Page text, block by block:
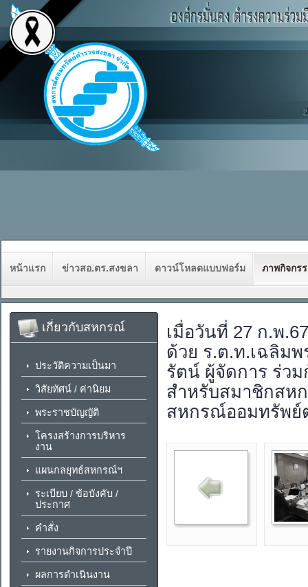
หน้าแรก ข่าวสอ.ตร.สงขลา ดาวน์โหลดแบบฟอร์ม ภาพกิจกร
เมื่อวันที่ 27 ก.พ
ด้วย ร.ต.ท.เฉลิม
รัตน์ ผู้จัดการ ร่ว
สำหรับสมาชิกสห
สหกรณ์ออมทรัพย์
เกี่ยวกับสหกรณ์
ประวัติความเป็นมา
วิสัยทัศน์ / ค่านิยม
พระราชบัญญัติ
โครงสร้างการบริหาร
งาน
แผนกลยุทธ์สหกรณ์ฯ
ระเบียบ / ข้อบังคับ /
ประกาศ
คำสั่ง
รายงานกิจการประจำปี
ผลการดำเนินงาน